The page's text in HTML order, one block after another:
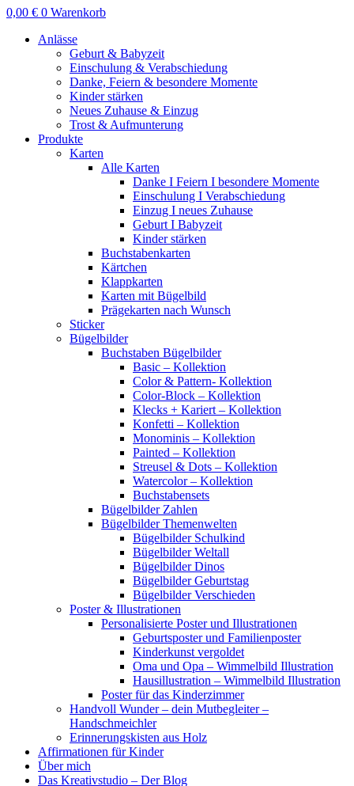
0,00 € 0 Warenkorb
Anlässe
Geburt & Babyzeit
Einschulung & Verabschiedung
Danke, Feiern & besondere Momente
Kinder stärken
Neues Zuhause & Einzug
Trost & Aufmunterung
Produkte
Karten
Alle Karten
Danke I Feiern I besondere Momente
Einschulung I Verabschiedung
Einzug I neues Zuhause
Geburt I Babyzeit
Kinder stärken
Buchstabenkarten
Kärtchen
Klappkarten
Karten mit Bügelbild
Prägekarten nach Wunsch
Sticker
Bügelbilder
Buchstaben Bügelbilder
Basic – Kollektion
Color & Pattern- Kollektion
Color-Block – Kollektion
Klecks + Kariert – Kollektion
Konfetti – Kollektion
Monominis – Kollektion
Painted – Kollektion
Streusel & Dots – Kollektion
Watercolor – Kollektion
Buchstabensets
Bügelbilder Zahlen
Bügelbilder Themenwelten
Bügelbilder Schulkind
Bügelbilder Weltall
Bügelbilder Dinos
Bügelbilder Geburtstag
Bügelbilder Verschieden
Poster & Illustrationen
Personalisierte Poster und Illustrationen
Geburtsposter und Familienposter
Kinderkunst vergoldet
Oma und Opa – Wimmelbild Illustration
Hausillustration – Wimmelbild Illustration
Poster für das Kinderzimmer
Handvoll Wunder – dein Mutbegleiter –
Handschmeichler
Erinnerungskisten aus Holz
Affirmationen für Kinder
Über mich
Das Kreativstudio – Der Blog